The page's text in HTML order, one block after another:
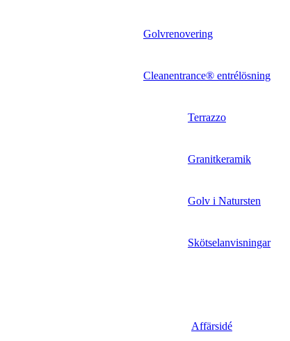
Golvrenovering
Cleanentrance® entrélösning
Terrazzo
Granitkeramik
Golv i Natursten
Skötselanvisningar
Affärsidé